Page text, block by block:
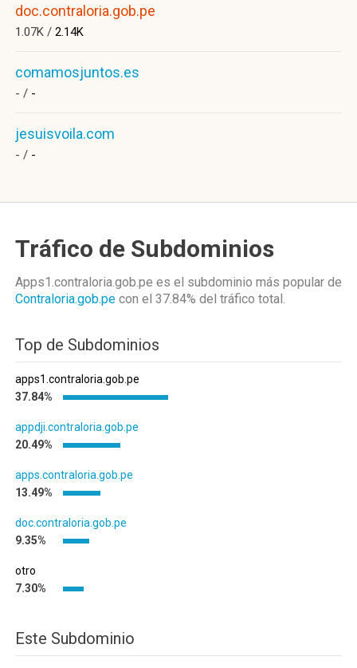
doc.contraloria.gob.pe
1.07K / 2.14K
comamosjuntos.es
- / -
jesuisvoila.com
- / -
Tráfico de Subdominios
Apps1.contraloria.gob.pe es el subdominio más popular de
Contraloria.gob.pe con el 37.84% del tráfico total.
Top de Subdominios
apps1.contraloria.gob.pe
37.84%
appdji.contraloria.gob.pe
20.49%
apps.contraloria.gob.pe
13.49%
doc.contraloria.gob.pe
9.35%
otro
7.30%
Este Subdominio